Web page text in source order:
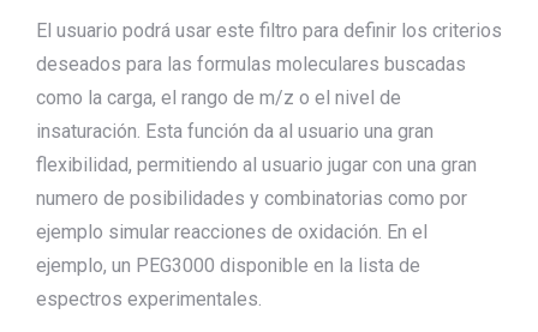
El usuario podrá usar este filtro para definir los criterios
deseados para las formulas moleculares buscadas
como la carga, el rango de m/z o el nivel de
insaturación. Esta función da al usuario una gran
flexibilidad, permitiendo al usuario jugar con una gran
numero de posibilidades y combinatorias como por
ejemplo simular reacciones de oxidación. En el
ejemplo, un PEG3000 disponible en la lista de
espectros experimentales.